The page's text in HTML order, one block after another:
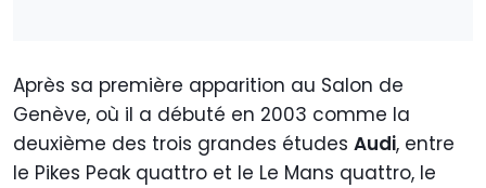
Après sa première apparition au Salon de
Genève, où il a débuté en 2003 comme la
deuxième des trois grandes études Audi, entre
le Pikes Peak quattro et le Le Mans quattro, le